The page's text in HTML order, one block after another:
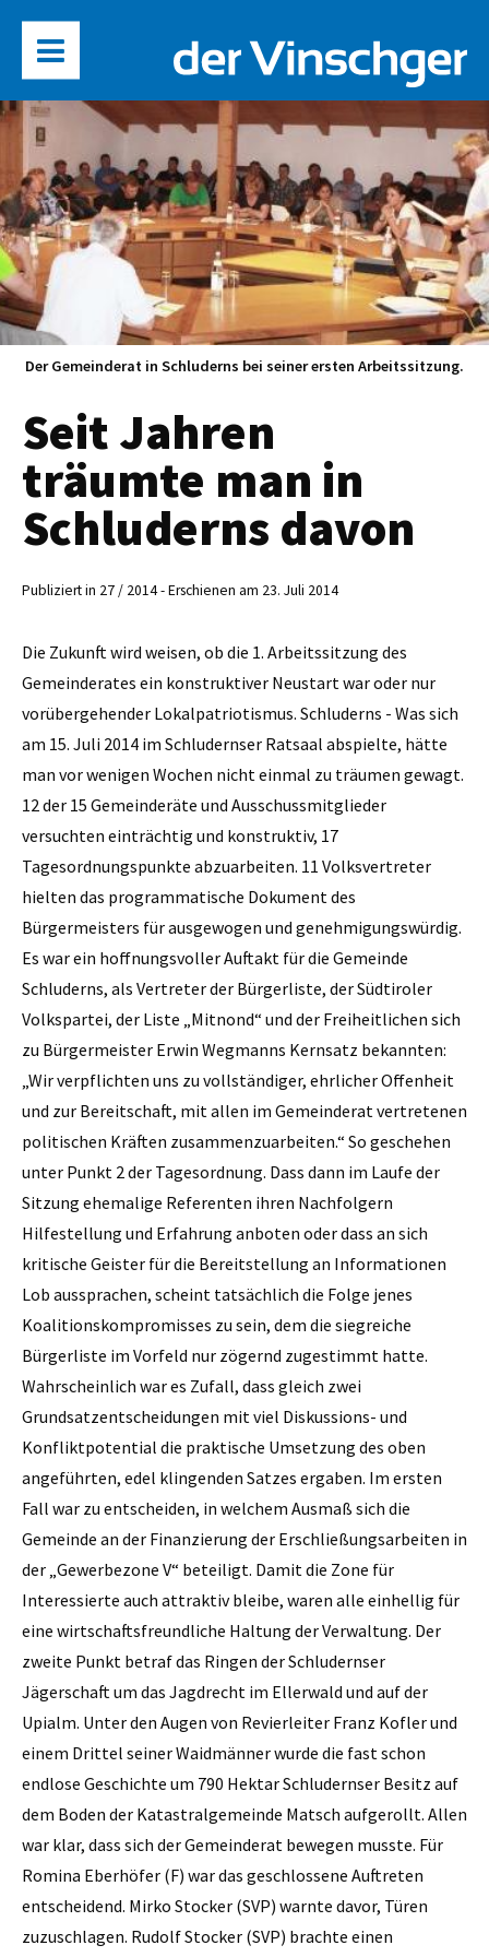
Der Gemeinderat in Schluderns bei seiner ersten Arbeitssitzung.
Seit Jahren
träumte man in
Schluderns davon
Publiziert in 27 / 2014 - Erschienen am 23. Juli 2014
Die Zukunft wird weisen, ob die 1. Arbeitssitzung des
Gemeinderates ein konstruktiver Neustart war oder nur
vorübergehender Lokalpatriotismus. Schluderns - Was sich
am 15. Juli 2014 im Schludernser Ratsaal abspielte, hätte
man vor wenigen Wochen nicht einmal zu träumen gewagt.
12 der 15 Gemeinderäte und Ausschussmitglieder
versuchten einträchtig und konstruktiv, 17
Tagesordnungspunkte abzuarbeiten. 11 Volksvertreter
hielten das programmatische Dokument des
Bürgermeisters für ausgewogen und genehmigungswürdig.
Es war ein hoffnungsvoller Auftakt für die Gemeinde
Schluderns, als Vertreter der Bürgerliste, der Südtiroler
Volkspartei, der ­Liste „Mitnond“ und der Freiheitlichen sich
zu Bürgermeister Erwin Wegmanns Kernsatz bekannten:
„Wir verpflichten uns zu vollständiger, ehrlicher Offenheit
und zur Bereitschaft, mit allen im Gemeinderat vertretenen
politischen Kräften zusammenzuarbeiten.“ So geschehen
unter Punkt 2 der Tagesordnung. Dass dann im Laufe der
Sitzung ehemalige Referenten ihren Nachfolgern
Hilfestellung und Erfahrung anboten oder dass an sich
kritische Geister für die Bereitstellung an Informationen
Lob aussprachen, scheint tatsächlich die Folge jenes
Koalitionskompromisses zu sein, dem die siegreiche
Bürgerliste im Vorfeld nur zögernd zugestimmt hatte.
Wahrscheinlich war es Zufall, dass gleich zwei
Grundsatzentscheidungen mit viel Diskussions- und
Konfliktpotential die praktische Umsetzung des oben
angeführten, edel klingenden Satzes ergaben. Im ersten
Fall war zu entscheiden, in welchem Ausmaß sich die
Gemeinde an der Finanzierung der Erschließungsarbeiten in
der „Gewerbezone V“ beteiligt. Damit die Zone für
Interessierte auch attraktiv bleibe, waren alle einhellig für
eine wirtschaftsfreundliche Haltung der Verwaltung. Der
zweite Punkt betraf das Ringen der Schludernser
Jägerschaft um das Jagdrecht im Ellerwald und auf der
Upialm. Unter den Augen von Revierleiter Franz Kofler und
einem Drittel seiner Waidmänner wurde die fast schon
endlose Geschichte um 790 Hektar Schludernser Besitz auf
dem Boden der Katastralgemeinde Matsch aufgerollt. Allen
war klar, dass sich der Gemeinderat bewegen musste. Für
Romina Eberhöfer (F) war das ge­schlossene Auftreten
entscheidend. Mirko ­Stocker (SVP) warnte davor, Türen
zuzuschlagen. Rudolf Stocker (SVP) brachte einen